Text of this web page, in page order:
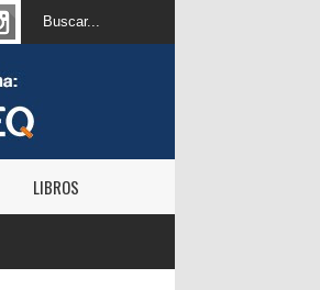
LIBROS